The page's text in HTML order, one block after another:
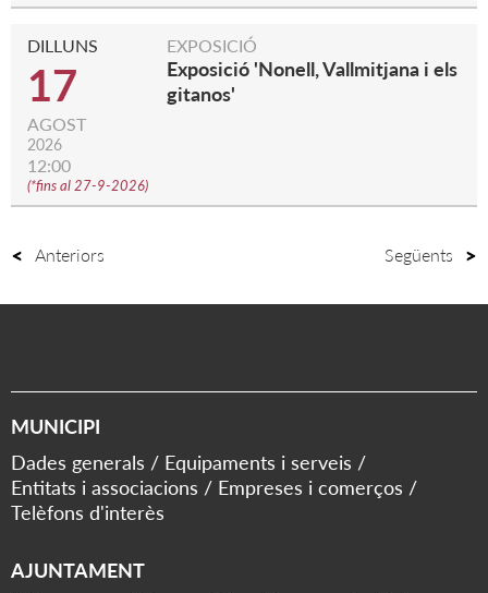
DILLUNS
17
AGOST
2026
12:00
(*fins al 27-9-2026)
EXPOSICIÓ
Exposició 'Nonell, Vallmitjana i els
gitanos'
Anteriors Següents
MUNICIPI
Dades generals
Equipaments i serveis
Entitats i associacions
Empreses i comerços
Telèfons d'interès
AJUNTAMENT